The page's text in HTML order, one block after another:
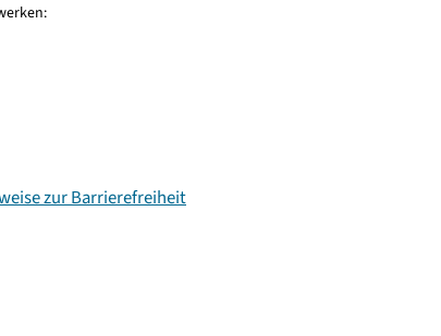
zur Barrierefreiheit